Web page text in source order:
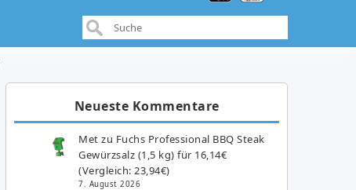
Neueste Kommentare
Met zu Fuchs Professional BBQ Steak
Gewürzsalz (1,5 kg) für 16,14€
(Vergleich: 23,94€)
7. August 2026